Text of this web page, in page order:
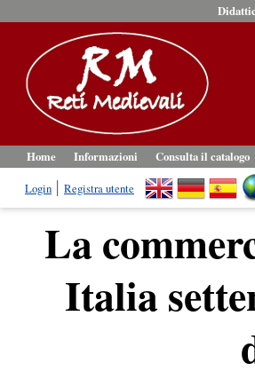
Home Informazioni
Consulta il catalogo
Login
Registra utente
La
Italia